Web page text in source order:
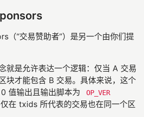
（“交易赞助者”）是另一个由你们提
就是允许表达一个逻辑：仅当 A 交易
块才能包含 B 交易。具体来说，这个
值输出且输出脚本为
OP_VER
在 txids 所代表的交易也在同一个区